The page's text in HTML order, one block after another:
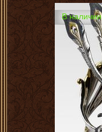
В наличии